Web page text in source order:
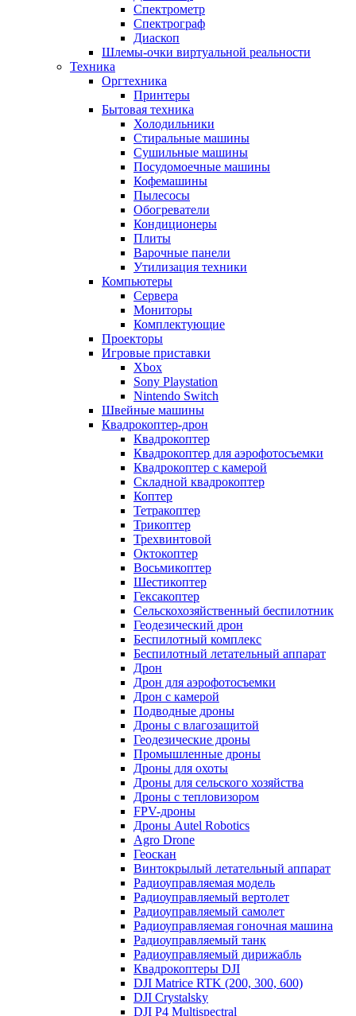
Спектрометр
Спектрограф
Диаскоп
Шлемы-очки виртуальной реальности
Техника
Оргтехника
Принтеры
Бытовая техника
Холодильники
Стиральные машины
Сушильные машины
Посудомоечные машины
Кофемашины
Пылесосы
Обогреватели
Кондиционеры
Плиты
Варочные панели
Утилизация техники
Компьютеры
Сервера
Мониторы
Комплектующие
Проекторы
Игровые приставки
Xbox
Sony Playstation
Nintendo Switch
Швейные машины
Квадрокоптер-дрон
Квадрокоптер
Квадрокоптер для аэрофотосъемки
Квадрокоптер с камерой
Складной квадрокоптер
Коптер
Тетракоптер
Трикоптер
Трехвинтовой
Октокоптер
Восьмикоптер
Шестикоптер
Гексакоптер
Сельскохозяйственный беспилотник
Геодезический дрон
Беспилотный комплекс
Беспилотный летательный аппарат
Дрон
Дрон для аэрофотосъемки
Дрон с камерой
Подводные дроны
Дроны с влагозащитой
Геодезические дроны
Промышленные дроны
Дроны для охоты
Дроны для сельского хозяйства
Дроны с тепловизором
FPV-дроны
Дроны Autel Robotics
Agro Drone
Геоскан
Винтокрылый летательный аппарат
Радиоуправляемая модель
Радиоуправляемый вертолет
Радиоуправляемый самолет
Радиоуправляемая гоночная машина
Радиоуправляемый танк
Радиоуправляемый дирижабль
Квадрокоптеры DJI
DJI Matrice RTK (200, 300, 600)
DJI Crystalsky
DJI P4 Multispectral